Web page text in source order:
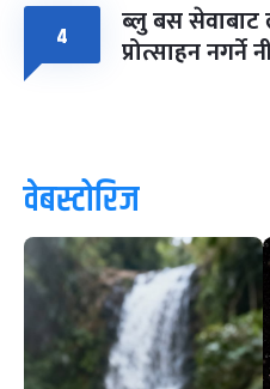
४ ब्लु बस
प्रोत्साहन नगर्ने
वेबस्टोरिज